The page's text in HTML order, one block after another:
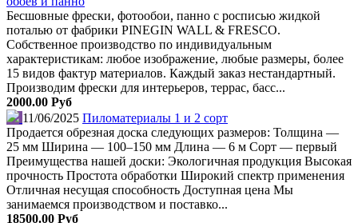
Бесшовные фрески, фотообои, панно с росписью жидкой
поталью от фабрики PINEGIN WALL & FRESCO.
Собственное производство по индивидуальным
характеристикам: любое изображение, любые размеры, более
15 видов фактур материалов. Каждый заказ нестандартный.
Производим фрески для интерьеров, террас, басс...
2000.00 Руб
11/06/2025 Пиломатериалы 1 и 2 сорт
Продается обрезная доска следующих размеров: Толщина —
25 мм Ширина — 100–150 мм Длина — 6 м Сорт — первый
Преимущества нашей доски: Экологичная продукция Высокая
прочность Простота обработки Широкий спектр применения
Отличная несущая способность Доступная цена Мы
занимаемся производством и поставко...
18500.00 Руб